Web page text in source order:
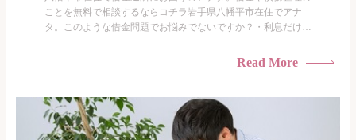
ことを無料で相談するならコチラ岩手県八幡平市在住でアナ
タ。このような借金問題でお悩みでないですか？・利息だけを
族に知られたくない・借金の催促、取り立てで憂鬱になる。・
も限界があ...
Read More